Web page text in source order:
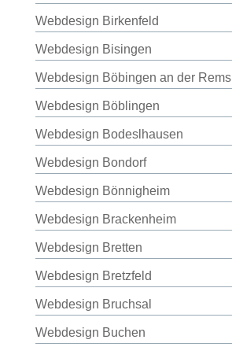
Webdesign Birkenfeld
Webdesign Bisingen
Webdesign Böbingen an der Rems
Webdesign Böblingen
Webdesign Bodeslhausen
Webdesign Bondorf
Webdesign Bönnigheim
Webdesign Brackenheim
Webdesign Bretten
Webdesign Bretzfeld
Webdesign Bruchsal
Webdesign Buchen